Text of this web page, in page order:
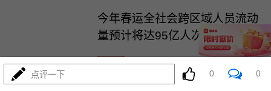
今年春运全社会跨区域人员流动
量预计将达95亿人次
最热
点评一下 0 0